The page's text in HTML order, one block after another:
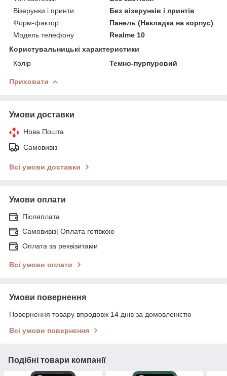
Візерунки і принти
Без візерунків і принтів
Форм-фактор
Панель (Накладка на корпус)
Модель телефону
Realme 10
Користувальницькі характеристики
Колір
Темно-пурпуровий
Приховати
Умови доставки
Нова Пошта
Самовивіз
Всі умови доставки
Умови оплати
Післяплата
Самовивіз| Оплата готівкою
Оплата за реквізитами
Всі умови оплати
Умови повернення
Повернення товару впродовж 14 днів за домовленістю
Всі умови повернення
Подібні товари компанії